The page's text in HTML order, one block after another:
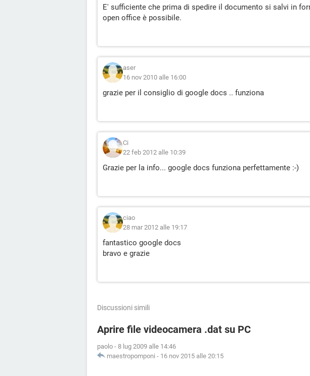
E' sufficiente che prima di spedire il documento si salvi in
open office è possibile.
aser
16 nov 2010 alle 16:00
grazie per il consiglio di google docs .. funziona
Ci
22 feb 2012 alle 10:39
Grazie per la info... google docs funziona perfettamente :-)
ciao
28 mar 2012 alle 19:17
fantastico google docs
bravo e grazie
Discussioni simili
Aprire file videocamera .dat su PC
paolo - 8 lug 2009 alle 14:46
maestropomponi - 16 nov 2015 alle 20:15